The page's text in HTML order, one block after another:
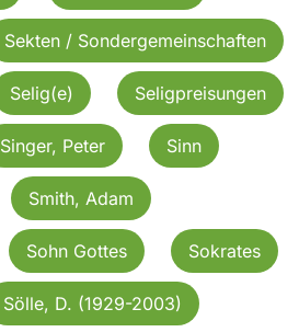
Sekten / Sondergemeinschaften
Selig(e) Seligpreisungen
Singer, Peter Sinn
Smith, Adam
Sohn Gottes Sokrates
Sölle, D. (1929-2003)